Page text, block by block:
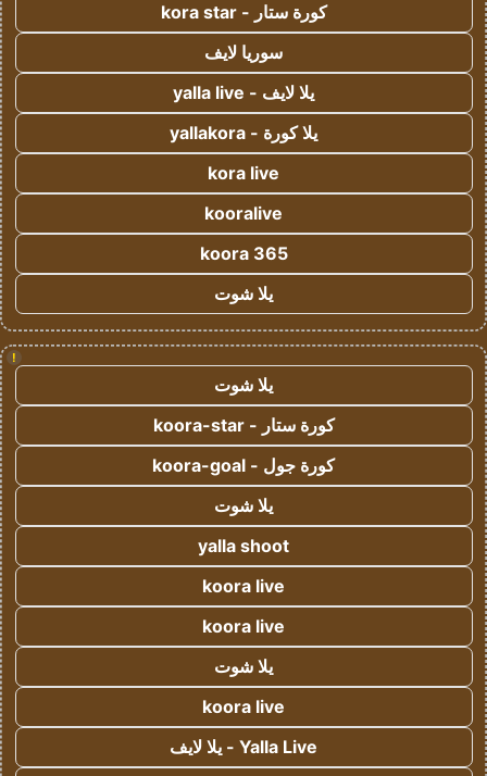
كورة ستار - kora star
سوريا لايف
يلا لايف - yalla live
يلا كورة - yallakora
kora live
kooralive
koora 365
يلا شوت
!
يلا شوت
كورة ستار - koora-star
كورة جول - koora-goal
يلا شوت
yalla shoot
koora live
koora live
يلا شوت
koora live
Yalla Live - يلا لايف